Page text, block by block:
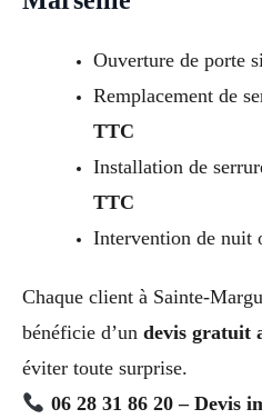
Ouverture de porte
Remplacement de
TTC
Installation de
TTC
Intervention de nuit
Chaque client à Sainte-
bénéficie d’un devis gratuit
éviter toute surprise.
06 28 31 86 20 – Devis